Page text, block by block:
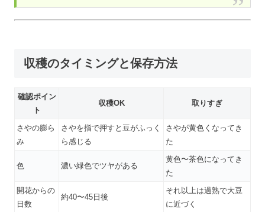
収穫のタイミングと保存方法
確認ポイン
ト
収穫OK 取りすぎ
さやの膨ら
み
さやを指で押すと豆がふっく
ら感じる
さやが黄色くなってき
た
色 濃い緑色でツヤがある
黄色〜茶色になってき
た
開花からの
日数
約40〜45日後
それ以上は過熟で大豆
に近づく